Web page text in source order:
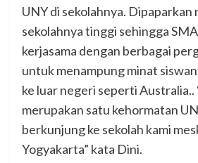
UNY di sekolahnya.
sekolahnya tinggi sehingga
kerjasama dengan berbagai
untuk menampung minat
ke luar negeri seperti
merupakan satu kehormatan
berkunjung ke sekolah kami
Yogyakarta” kata Dini.